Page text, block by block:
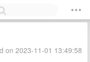
on 2023-11-01 13:49:58